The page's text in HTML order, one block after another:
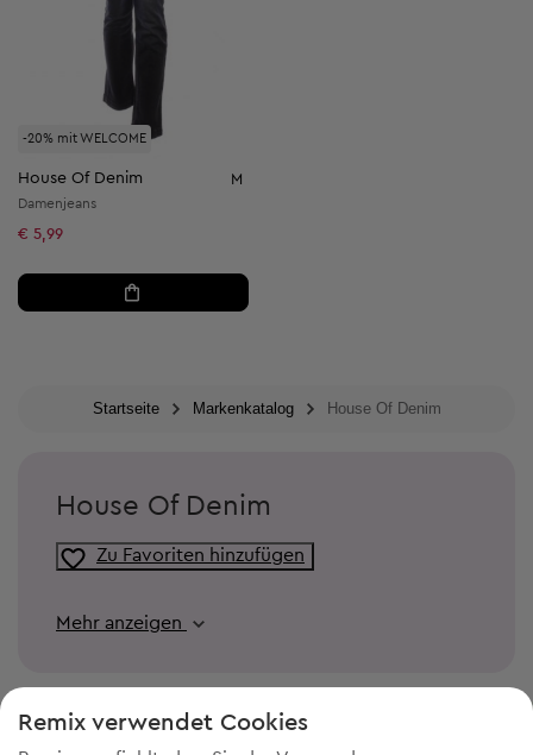
-20% mit WELCOME
House Of Denim M
Damenjeans
€ 5,99
Startseite Markenkatalog House Of Denim
House Of Denim
Zu Favoriten hinzufügen
Mehr anzeigen
Remix verwendet Cookies